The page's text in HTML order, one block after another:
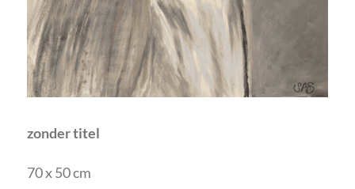
zonder titel
70 x 50 cm